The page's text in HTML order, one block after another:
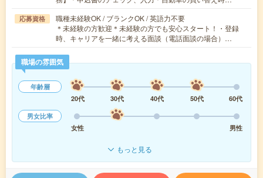
応募資格
職種未経験OK / ブランクOK / 英語力不要
＊未経験の方歓迎＊未経験の方でも安心スタート！・登録
時、キャリアを一緒に考える面談（電話面談の場合）…
職場の雰囲気
年齢層
20代
30代 40代 50代
60代
男女比率
女性
男性
もっと見る